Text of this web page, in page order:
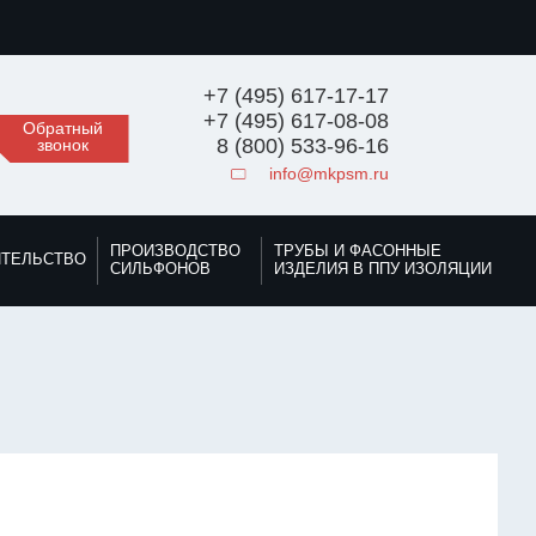
Обратный
звонок
+7 (495) 617-17-17
+7 (495) 617-08-08
8 (800) 533-96-16
info@mkpsm.ru
ПРОИЗВОДСТВО
СИЛЬФОНОВ
ТРУБЫ И ФАСОННЫЕ
ИЗДЕЛИЯ В ППУ ИЗОЛЯЦИИ